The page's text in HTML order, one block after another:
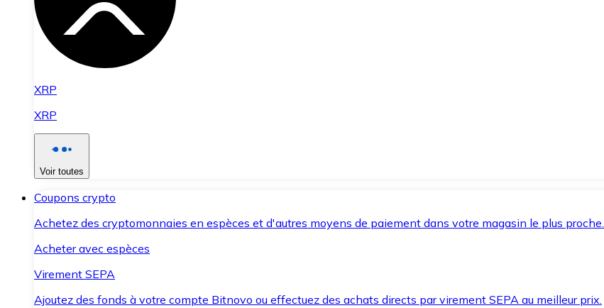
XRP
XRP
Voir toutes
Coupons crypto
Achetez des cryptomonnaies en espèces et d'autres moyens de paiement dans votre magasin le plus proche.
Acheter avec espèces
Virement SEPA
Ajoutez des fonds à votre compte Bitnovo ou effectuez des achats directs par virement SEPA au meilleur prix.